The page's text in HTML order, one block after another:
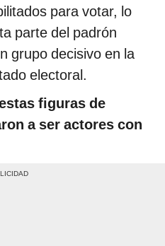
para votar, lo
parte del padrón
grupo decisivo en la
electoral.
figuras de
a ser actores con